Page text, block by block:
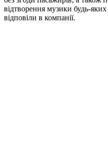
відтворення музики будь-
відповіли в компанії.